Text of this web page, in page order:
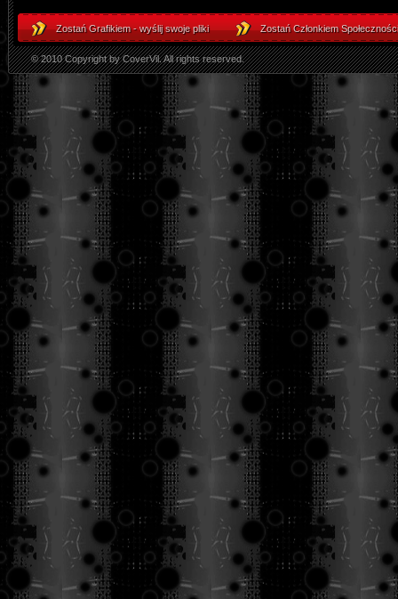
Zostań Grafikiem - wyślij swoje pliki Zostań Członkiem
© 2010 Copyright by CoverVil. All rights reserved.